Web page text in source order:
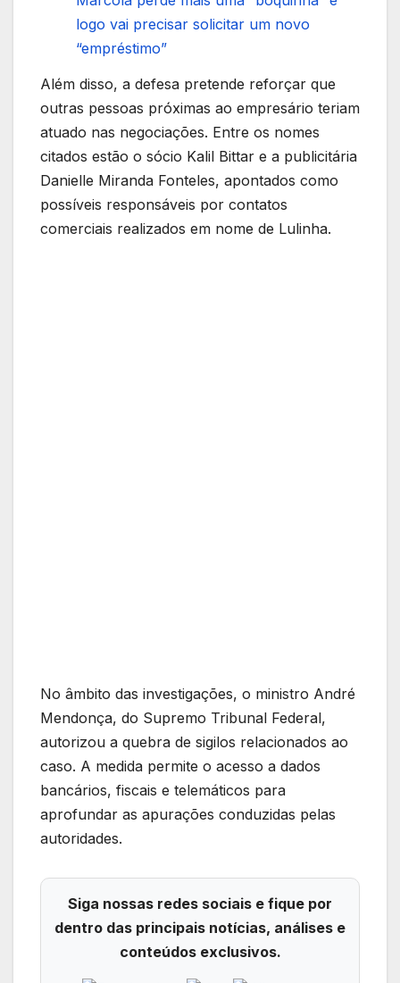
logo vai precisar solicitar um novo
“empréstimo”
Além disso, a defesa pretende reforçar que
outras pessoas próximas ao empresário teriam
atuado nas negociações. Entre os nomes
citados estão o sócio Kalil Bittar e a publicitária
Danielle Miranda Fonteles, apontados como
possíveis responsáveis por contatos
comerciais realizados em nome de Lulinha.
No âmbito das investigações, o ministro André
Mendonça, do Supremo Tribunal Federal,
autorizou a quebra de sigilos relacionados ao
caso. A medida permite o acesso a dados
bancários, fiscais e telemáticos para
aprofundar as apurações conduzidas pelas
autoridades.
Siga nossas redes sociais e fique por
dentro das principais notícias, análises e
conteúdos exclusivos.